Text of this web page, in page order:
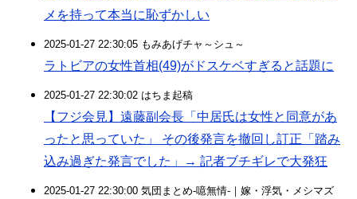
メを持って本当に恥ずかしい
2025-01-27 22:30:05 もみあげチャ～シュ～
ラトビアの女性首相(49)がドスケベすぎると話題に
2025-01-27 22:30:02 はちま起稿
【フジ会見】遠藤副会長「中居氏は女性と同意があ
ったと思っていた」 その後発言を撤回し訂正「踏み
込み過ぎた発言でした」→ 記者ブチギレで大発狂
2025-01-27 22:30:00 気団まとめ-噫無情-｜嫁・浮気・メシマズ